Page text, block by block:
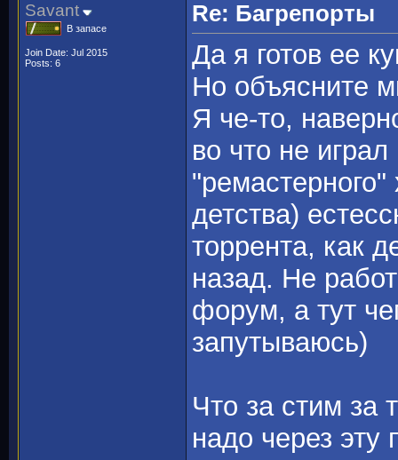
Savant
В запасе
Join Date: Jul 2015
Posts: 6
Re: Багрепорты
Да я готов ее
Но объясните
Я че-то,
во что не
детства)
торрента, как
назад. Не
форум, а тут
запутываюсь)
Что за стим за
надо через эту